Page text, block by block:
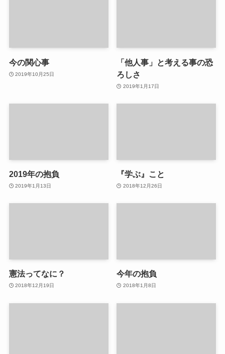
今の関心事
2019年10月25日
「他人事」と考える事の恐
ろしさ
2019年1月17日
2019年の抱負
2019年1月13日
『学ぶ』こと
2018年12月26日
憲法ってなに？
2018年12月19日
今年の抱負
2018年1月8日